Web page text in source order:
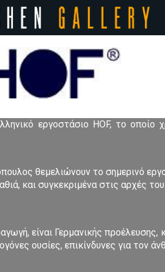
εργοστάσιο HOF, το οποίο
θεμελιώνουν το σημερινό
και συγκεκριμένα στις αρχές
είναι Γερμανικής
ουσίες, επικίνδυνες για τον